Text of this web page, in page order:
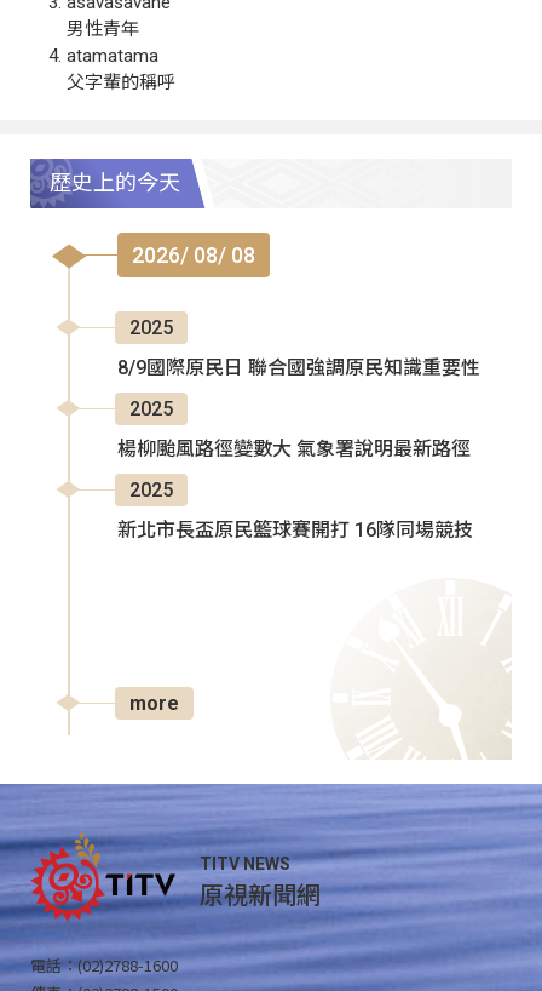
男性青年
atamatama
父字輩的稱呼
歷史上的今天
2026/ 08/ 08
2025
8/9國際原民日 聯合國強調原民知識重要性
2025
楊柳颱風路徑變數大 氣象署說明最新路徑
2025
新北市長盃原民籃球賽開打 16隊同場競技
more
TITV NEWS
原視新聞網
電話：(02)2788-1600